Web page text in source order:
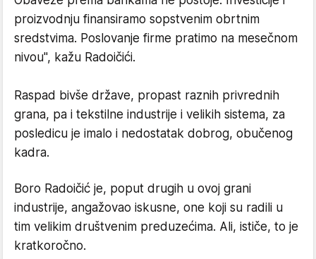
proizvodnju finansiramo sopstvenim obrtnim
sredstvima. Poslovanje firme pratimo na mesečnom
nivou", kažu Radoičići.
Raspad bivše države, propast raznih privrednih
grana, pa i tekstilne industrije i velikih sistema, za
posledicu je imalo i nedostatak dobrog, obučenog
kadra.
Boro Radoičić je, poput drugih u ovoj grani
industrije, angažovao iskusne, one koji su radili u
tim velikim društvenim preduzećima. Ali, ističe, to je
kratkoročno.